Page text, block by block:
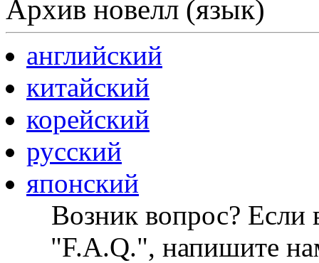
Архив новелл (язык)
английский
китайский
корейский
русский
японский
Возник вопрос? Если
"F.A.Q.", напишите